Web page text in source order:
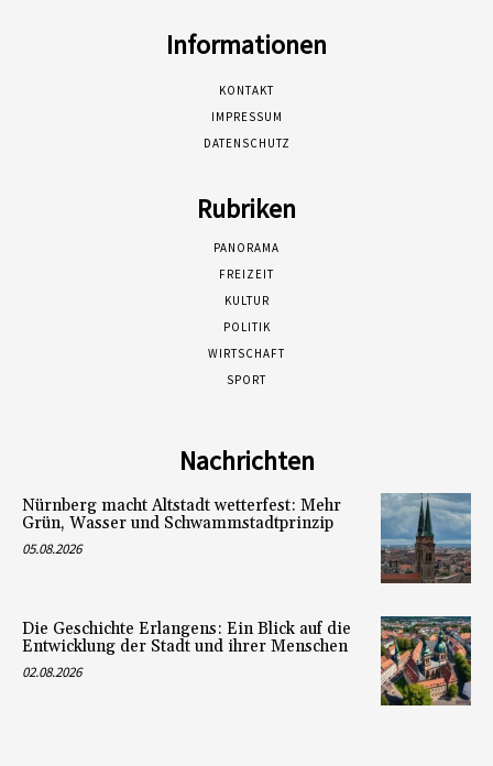
Informationen
KONTAKT
IMPRESSUM
DATENSCHUTZ
Rubriken
PANORAMA
FREIZEIT
KULTUR
POLITIK
WIRTSCHAFT
SPORT
Nachrichten
Nürnberg macht Altstadt wetterfest: Mehr
Grün, Wasser und Schwammstadtprinzip
05.08.2026
Die Geschichte Erlangens: Ein Blick auf die
Entwicklung der Stadt und ihrer Menschen
02.08.2026